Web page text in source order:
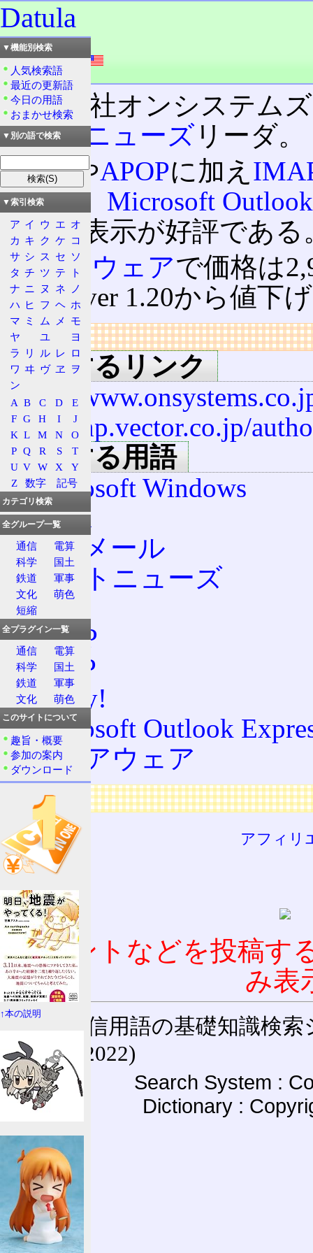
Datula
読み：ダチュラ
外語：Datula
品詞：商品名
有限会社オンシステム
ネットニューズ リーダ。
POP3やAPOPに加え
Mailや、 Microsoft
の画面表示が好評である
シェアウェアで価格は
たが、ver 1.20から値下
リンク
関連するリンク
http://
http://hp.vector.co.jp/
関連する用語
Microsoft Windows
MUA
電子メール
ネットニューズ
POP3
APOP
IMAP
Becky!
Microsoft Outlook
シェアウェア
広告
アフィリ
コメントなどを投稿す
み表
通信用語の基礎知識検
(27-May-2022)
Search System :
Dictionary :
▼機能別検索
人気検索語
最近の更新語
今日の用語
おまかせ検索
▼別の語で検索
▼索引検索
ア イ ウ エ オ
カ キ ク ケ コ
サ シ ス セ ソ
タ チ ツ テ
ト
ナ ニ ヌ ネ
ノ
ハ ヒ フ ヘ ホ
マ ミ ム メ
モ
ヤ
ユ
ヨ
ラ
リ ル レ ロ
ワ ヰ ヴ ヱ
ヲ
ン
A B C D
E
F G H I
J
K L M N
O
P Q R S
T
U V W X
Y
Z
数字 記号
カテゴリ検索
全グループ一覧
通信
電算
科学
国土
鉄道
軍事
文化
萌色
短縮
全プラグイン一覧
通信
電算
科学
国土
鉄道
軍事
文化
萌色
このサイトについて
趣旨・概要
参加の案内
ダウンロード
↑本の説明